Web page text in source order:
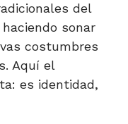
del
sonar
costumbres
Aquí el
es identidad,